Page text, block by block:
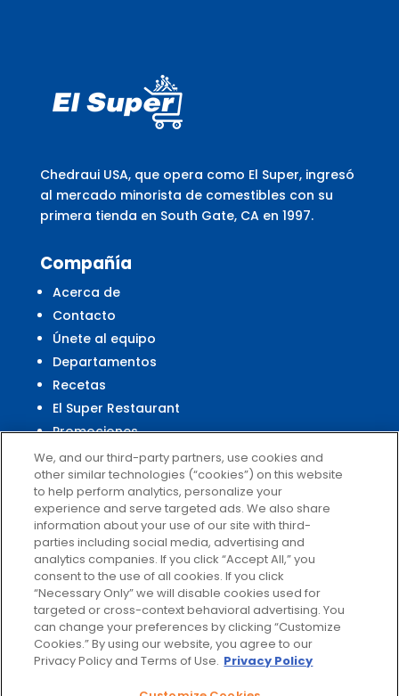
Chedraui USA, que opera como El Super, ingresó
al mercado minorista de comestibles con su
primera tienda en South Gate, CA en 1997.
Compañía
Acerca de
Contacto
Únete al equipo
Departamentos
Recetas
El Super Restaurant
Promociones
Centro Financiero El Super
Servicio al Cliente
Ayuda
Políticas de privacidad
Términos de uso
El Super Survey
Customize Cookies
No vender mis datos
We, and our third-party partners, use cookies and
other similar technologies (“cookies”) on this website
to help perform analytics, personalize your
experience and serve targeted ads. We also share
information about your use of our site with third-
parties including social media, advertising and
analytics companies. If you click “Accept All,” you
consent to the use of all cookies. If you click
“Necessary Only” we will disable cookies used for
targeted or cross-context behavioral advertising. You
can change your preferences by clicking “Customize
Cookies.” By using our website, you agree to our
Privacy Policy and Terms of Use. Privacy Policy